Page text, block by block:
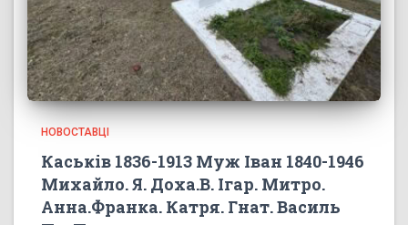
НОВОСТАВЦІ
Каськів 1836-1913 Муж Іван 1840-1946
Михайло. Я. Доха.В. Ігар. Митро.
Анна.Франка. Катря. Гнат. Василь